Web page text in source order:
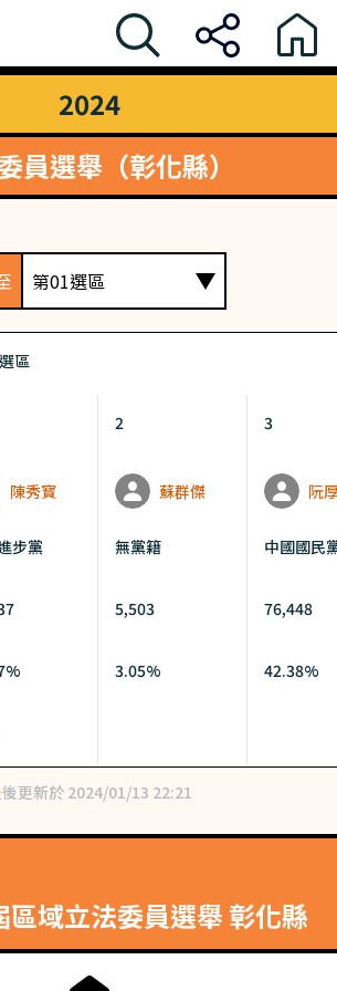
2024
員選舉（彰化縣）
第01選區
區
陳秀寳
步黨
2
蘇群傑
無黨籍
5,503
3.05%
3
阮
中國國民
76,448
42.38%
更新於 2024/01/13 22:21
域立法委員選舉 彰化縣